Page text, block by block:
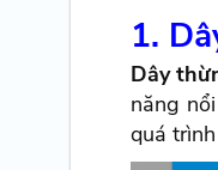
1.
Dây
năng
quá